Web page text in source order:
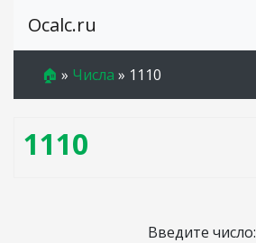
Ocalc.ru
🏠 » Числа » 1110
1110
Введите число: